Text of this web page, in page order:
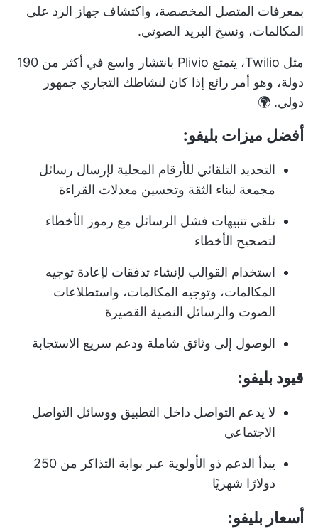
بمعرفات المتصل المخصصة، واكتشاف جهاز الرد على
المكالمات، ونسخ البريد الصوتي.
مثل Twilio، يتمتع Plivio بانتشار واسع في أكثر من 190
دولة، وهو أمر رائع إذا كان لنشاطك التجاري جمهور
دولي. 🌍
أفضل ميزات بليفو:
التحديد التلقائي للأرقام المحلية لإرسال رسائل
مجمعة لبناء الثقة وتحسين معدلات القراءة
تلقي تنبيهات فشل الرسائل مع رموز الأخطاء
لتصحيح الأخطاء
استخدام القوالب لإنشاء تدفقات لإعادة توجيه
المكالمات، وتوجيه المكالمات، واستطلاعات
الصوت والرسائل النصية القصيرة
الوصول إلى وثائق شاملة ودعم سريع الاستجابة
قيود بليفو:
لا يدعم التواصل داخل التطبيق ووسائل التواصل
الاجتماعي
يبدأ الدعم ذو الأولوية عبر بوابة التذاكر من 250
دولارًا شهريًا
أسعار بليفو: